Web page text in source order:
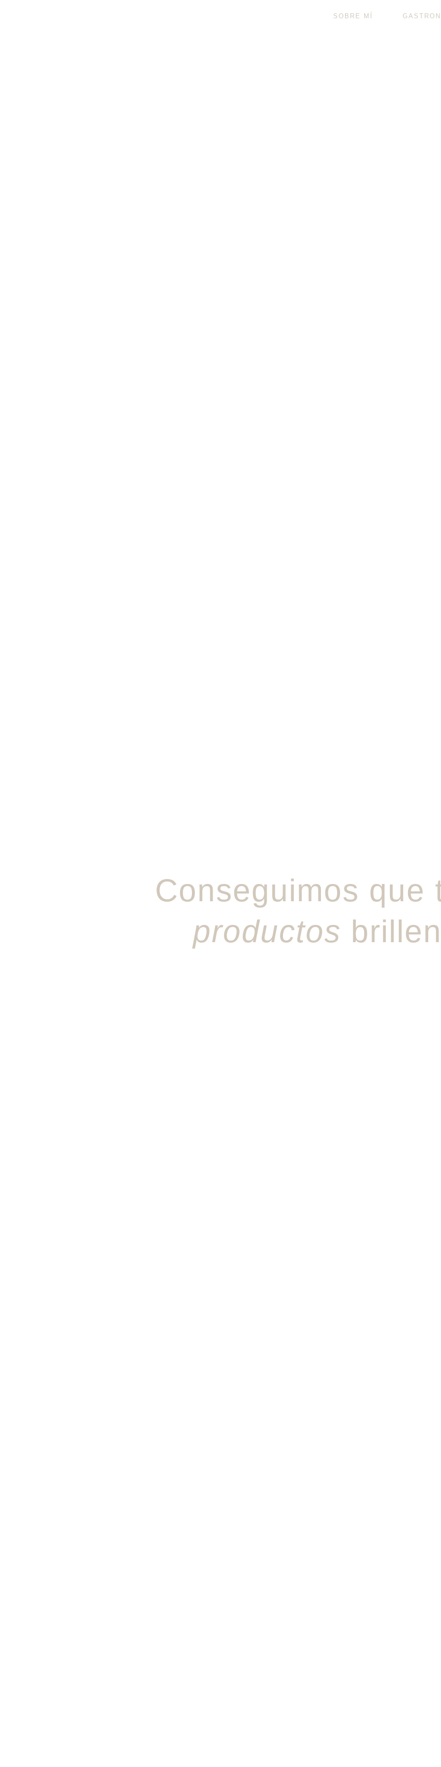
SOBRE MÍ
Conseguimos que
productos brillen